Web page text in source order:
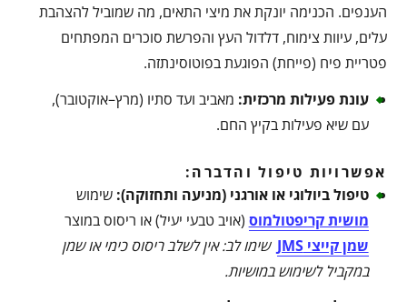
הענפים. הכנימה יונקת את מיצי התאים, מה שמוביל להצהבת
עלים, עיוות צימוח, דלדול העץ והפרשת סוכרים המפתחים
פטריית פיח (פייחת) הפוגעת בפוטוסינתזה.
עונת פעילות מרכזית: מאביב ועד סתיו (מרץ–אוקטובר),
עם שיא פעילות בקיץ החם.
אפשרויות טיפול והדברה:
טיפול ביולוגי או אורגני (מניעה ותחזוקה): שימוש
מושית קריפטולמוס (אויב טבעי יעיל) או ריסוס במוצר
שמן קייצי JMS
שימו לב: אין לשלב ריסוס כימי או שמן
במקביל לשימוש במושיות.